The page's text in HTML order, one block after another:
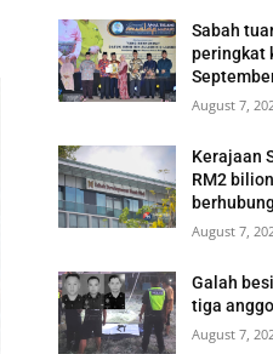
Sabah
peringkat
August 7,
Kerajaan
RM2
August 7,
Galah
tiga
August 7,